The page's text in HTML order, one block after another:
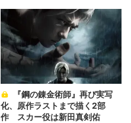
化、原作ラストまで描く2部
作 スカー役は新田真剣佑